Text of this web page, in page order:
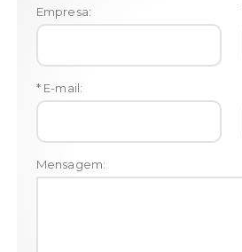
Empresa:
* E-mail:
Mensagem: